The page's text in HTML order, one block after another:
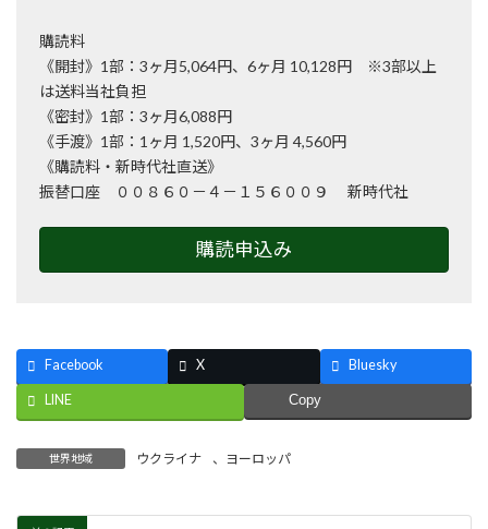
購読料
《開封》1部：3ヶ月5,064円、6ヶ月 10,128円 ※3部以上
は送料当社負担
《密封》1部：3ヶ月6,088円
《手渡》1部：1ヶ月 1,520円、3ヶ月 4,560円
《購読料・新時代社直送》
振替口座 ００８６０－４－１５６００９ 新時代社
購読申込み
Facebook X Bluesky
LINE Copy
世界地域 ウクライナ 、 ヨーロッパ